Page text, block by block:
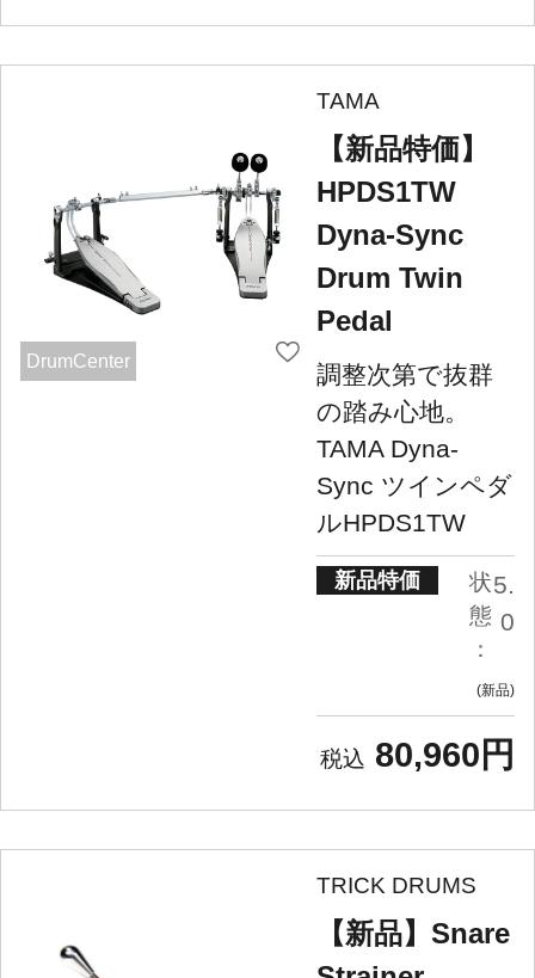
DrumCenter
TAMA
【新品特価】
HPDS1TW
Dyna-Sync
Drum Twin
Pedal
調整次第で抜群
の踏み心地。
TAMA Dyna-
Sync ツインペダ
ルHPDS1TW
新品特価
状
態
：
5.
0
新品
80,960円
TRICK DRUMS
【新品】Snare